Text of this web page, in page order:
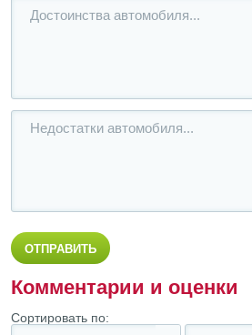
Комментарии и оценки
Сортировать по: